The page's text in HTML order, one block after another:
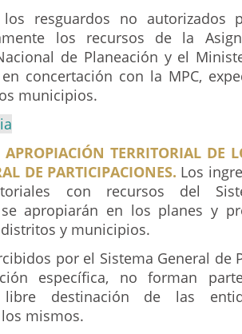
resguardos no autorizados
los recursos de la
de Planeación y el
concertación con la MPC,
municipios.
TERRITORIAL DE
DE PARTICIPACIONES. Los
con recursos del
se apropiarán en los planes y
y municipios.
por el Sistema General de
específica, no forman
destinación de las
mismos.